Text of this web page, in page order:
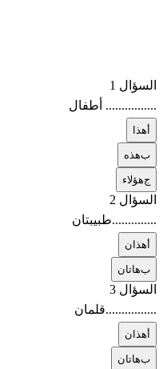
السؤال 1
................ أطفال
أهذا
بهذه
جهؤلاء
السؤال 2
..............طبيبتان
أهذان
بهاتان
السؤال 3
................قلمان
أهذان
بهاتان